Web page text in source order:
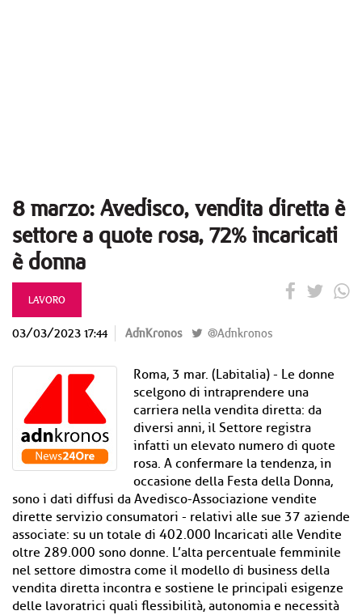
8 marzo: Avedisco, vendita diretta è
settore a quote rosa, 72% incaricati
è donna
LAVORO
03/03/2023 17:44 AdnKronos @Adnkronos
Roma, 3 mar. (Labitalia) - Le donne
scelgono di intraprendere una
carriera nella vendita diretta: da
diversi anni, il Settore registra
infatti un elevato numero di quote
rosa. A confermare la tendenza, in
occasione della Festa della Donna,
sono i dati diffusi da Avedisco-Associazione vendite
dirette servizio consumatori - relativi alle sue 37 aziende
associate: su un totale di 402.000 Incaricati alle Vendite
oltre 289.000 sono donne. L’alta percentuale femminile
nel settore dimostra come il modello di business della
vendita diretta incontra e sostiene le principali esigenze
delle lavoratrici quali flessibilità, autonomia e necessità